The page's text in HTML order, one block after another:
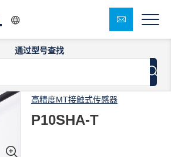
通过型号查找
高精度MT接触式传感器
P10SHA-T